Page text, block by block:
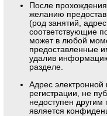
После
желанию
(род занятий,
соответствующие
может в любой
предоставленные
удалив
разделе.
Адрес электронной
регистрации, не
недоступен другим
является